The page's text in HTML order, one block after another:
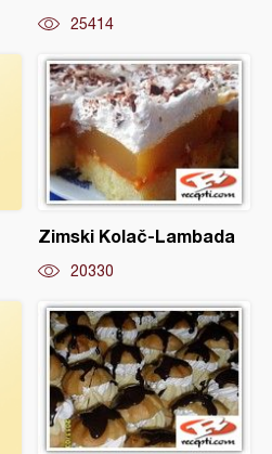
25414
Zimski Kolač-Lambada
20330